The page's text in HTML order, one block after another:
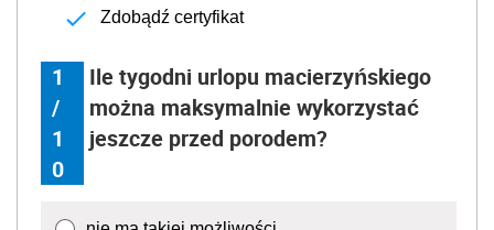
Zdobądź certyfikat
1
/
1
0
Ile tygodni urlopu macierzyńskiego
można maksymalnie wykorzystać
jeszcze przed porodem?